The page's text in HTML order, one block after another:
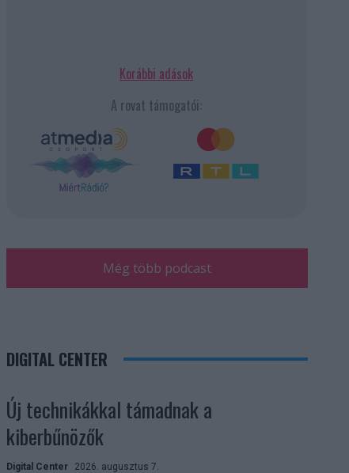
Korábbi adások
A rovat támogatói:
Még több podcast
DIGITAL CENTER
Új technikákkal támadnak a
kiberbűnözők
Digital Center 2026. augusztus 7.